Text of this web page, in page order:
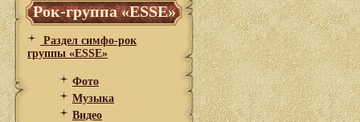
Рок-группа «ESSE»
Раздел симфо-рок
группы «ESSE»
Фото
Музыка
Видео